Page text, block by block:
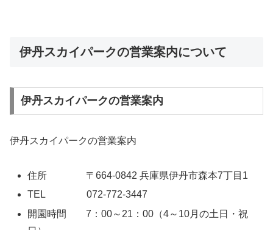
伊丹スカイパークの営業案内について
伊丹スカイパークの営業案内
伊丹スカイパークの営業案内
住所 〒664-0842 兵庫県伊丹市森本7丁目1
TEL 072-772-3447
開園時間 7：00～21：00（4～10月の土日・祝